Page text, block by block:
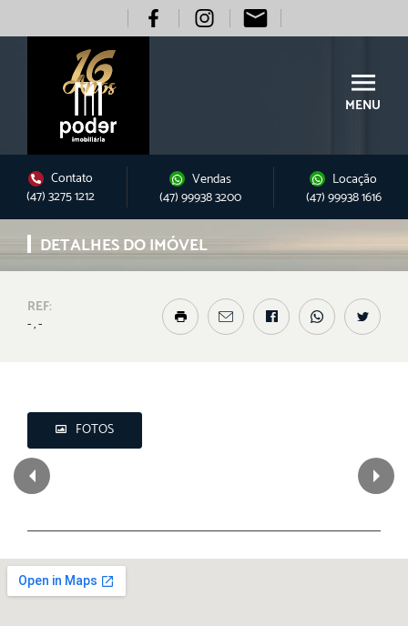
MENU
Contato
(47) 3275 1212
Vendas
(47) 99938 3200
Locação
(47) 99938 1616
DETALHES DO IMÓVEL
REF:
- , -
FOTOS